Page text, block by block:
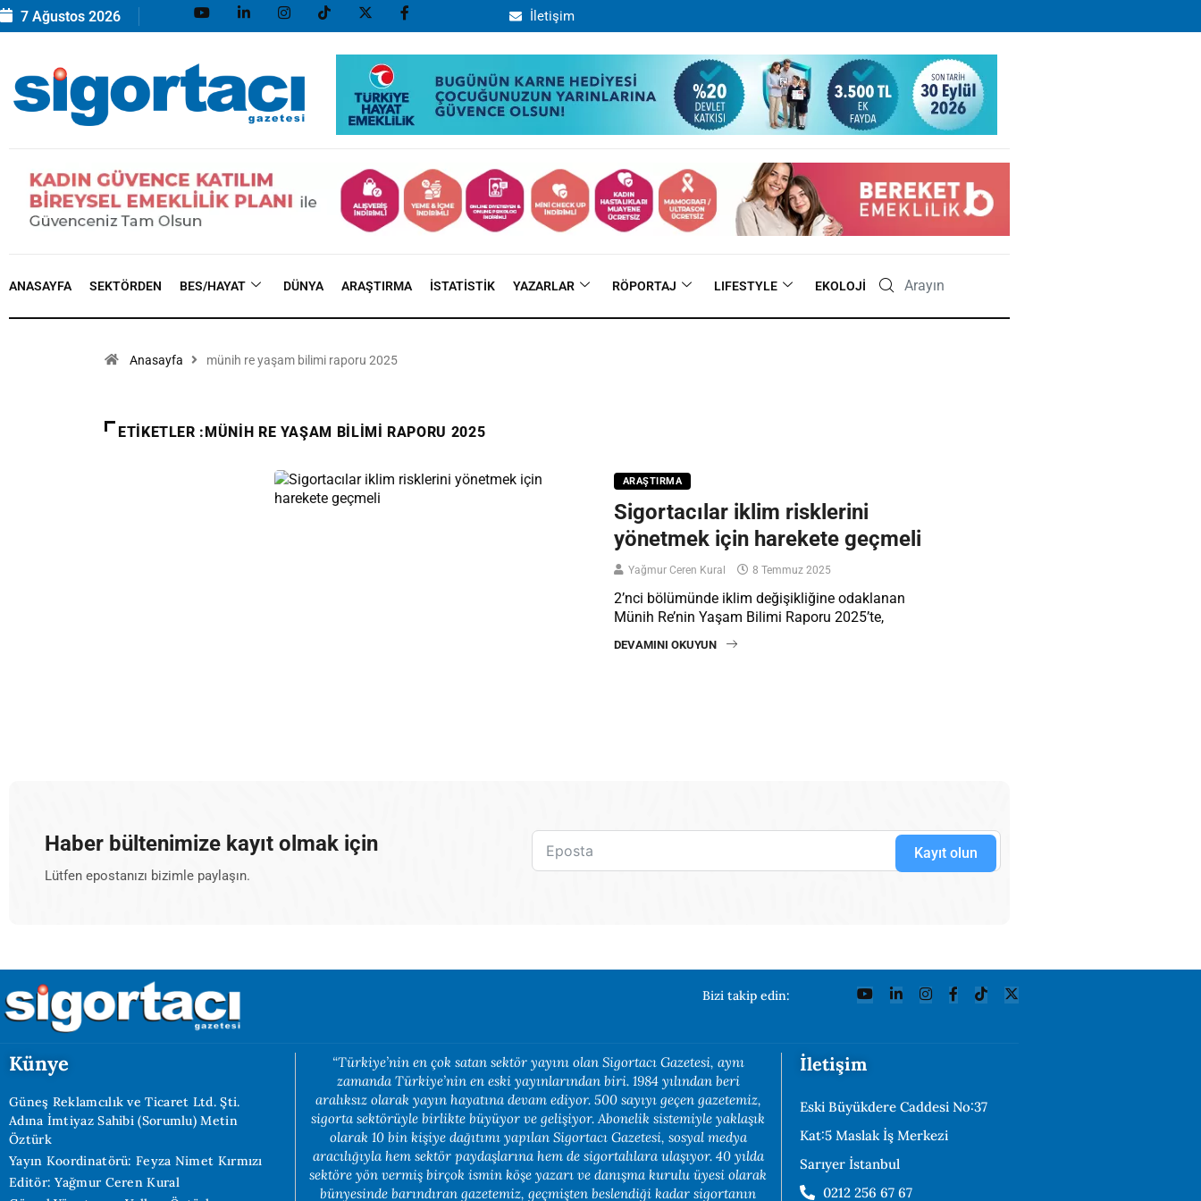
7 Ağustos 2026 İletişim
ANASAYFA SEKTÖRDEN BES/HAYAT DÜNYA ARAŞTIRMA İSTATISTIK YAZARLAR RÖPORTAJ LIFESTYLE EKOLOJI
Anasayfa münih re yaşam bilimi raporu 2025
ETIKETLER :MÜNIH RE YAŞAM BILIMI RAPORU 2025
ARAŞTIRMA
Sigortacılar iklim risklerini
yönetmek için harekete geçmeli
Yağmur Ceren Kural 8 Temmuz 2025
2’nci bölümünde iklim değişikliğine odaklanan
Münih Re’nin Yaşam Bilimi Raporu 2025’te,
DEVAMINI OKUYUN
Haber bültenimize kayıt olmak için
Lütfen epostanızı bizimle paylaşın.
Kayıt olun
Bizi takip edin:
Künye
Güneş Reklamcılık ve Ticaret Ltd. Şti.
Adına İmtiyaz Sahibi (Sorumlu) Metin
Öztürk
Yayın Koordinatörü: Feyza Nimet Kırmızı
Editör: Yağmur Ceren Kural
“Türkiye’nin en çok satan sektör yayını olan Sigortacı Gazetesi, aynı
zamanda Türkiye’nin en eski yayınlarından biri. 1984 yılından beri
aralıksız olarak yayın hayatına devam ediyor. 500 sayıyı geçen gazetemiz,
sigorta sektörüyle birlikte büyüyor ve gelişiyor. Abonelik sistemiyle yaklaşık
olarak 10 bin kişiye dağıtımı yapılan Sigortacı Gazetesi, sosyal medya
aracılığıyla hem sektör paydaşlarına hem de sigortalılara ulaşıyor. 40 yılda
sektöre yön vermiş birçok ismin köşe yazarı ve danışma kurulu üyesi olarak
bünyesinde barındıran gazetemiz, geçmişten beslendiği kadar sigortanın
İletişim
Eski Büyükdere Caddesi No:37
Kat:5 Maslak İş Merkezi
Sarıyer İstanbul
0212 256 67 67